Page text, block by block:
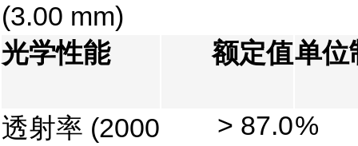
(3.00 mm)
光学性能 额定值单位
透射率 (2000
> 87.0%